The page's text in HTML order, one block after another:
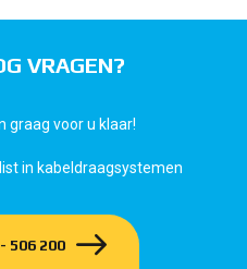
VRAGEN?
graag voor u klaar!
in kabeldraagsystemen
506 200